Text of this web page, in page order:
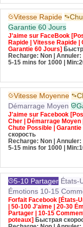
Vitesse Rapide
Garantie 60 Jours
J'aime sur FaceBook
Rapide | Vitesse Rapide |
Garantie 60 Jours]
Recharge: Non | Annuler:
5-15 mins for 1000 |
Vitesse Moyenne
Démarrage Moyen
J'aime sur Facebook
Cher | Démarrage Moyen
Chute Possible |
скорость
Recharge: Non | Annuler:
5-15 mins for 1000 |
5-10 Partager États-
Émotions 10-15
Forfait Facebook [États-
| 50-100 J'aime | 20-30
Partager | 10-15
poteaux] Быстрая
Recharge: Non | Annuler: